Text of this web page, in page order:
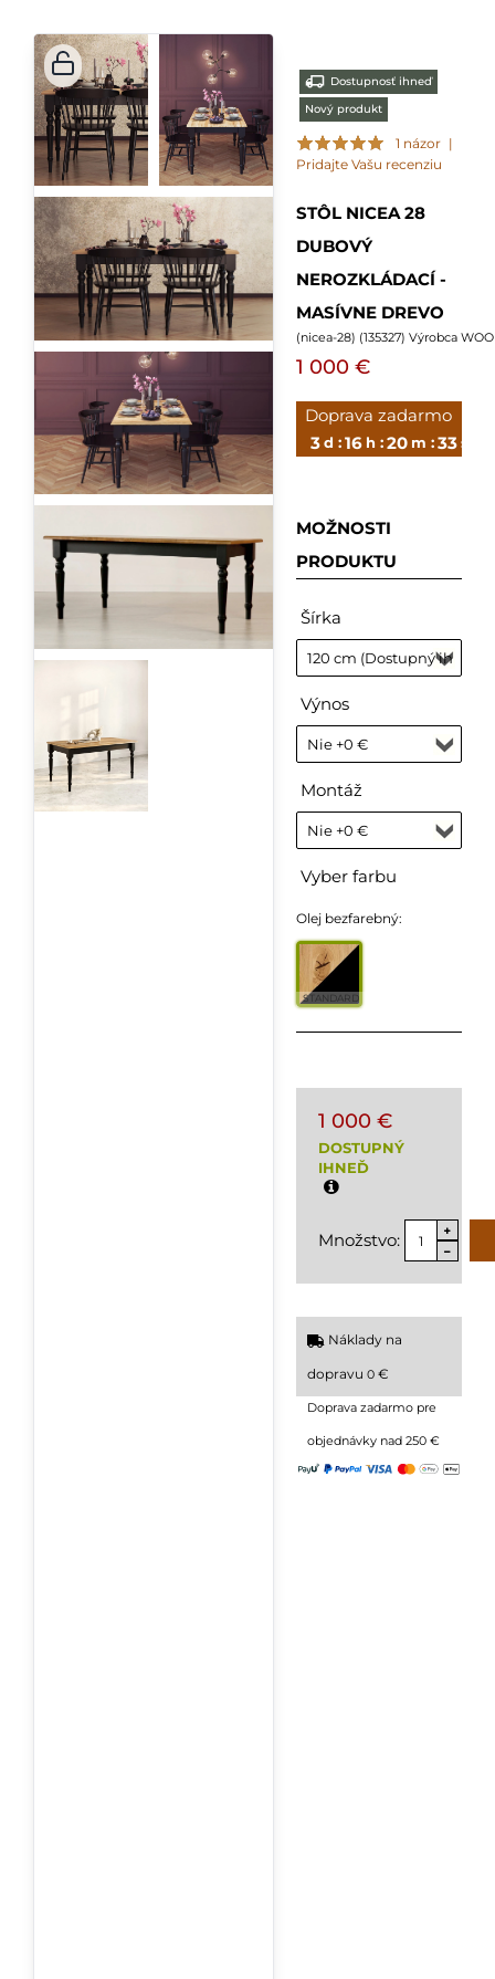
Dostupnosť ihneď
Nový produkt
1 názor |
Pridajte Vašu recenziu
STÔL NICEA 28
DUBOVÝ
NEROZKLÁDACÍ -
MASÍVNE DREVO
(nicea-28) (135327) Výrobca
1 000 €
Doprava zadarmo
3d :16 h :20 m :33s
MOŽNOSTI
PRODUKTU
Šírka
Výnos
Montáž
Vyber farbu
Olej bezfarebný:
STANDARD
1 000 €
DOSTUPNÝ
IHNEĎ
Množstvo:
Náklady na
dopravu 0€
Doprava zadarmo pre
objednávky nad 250 €